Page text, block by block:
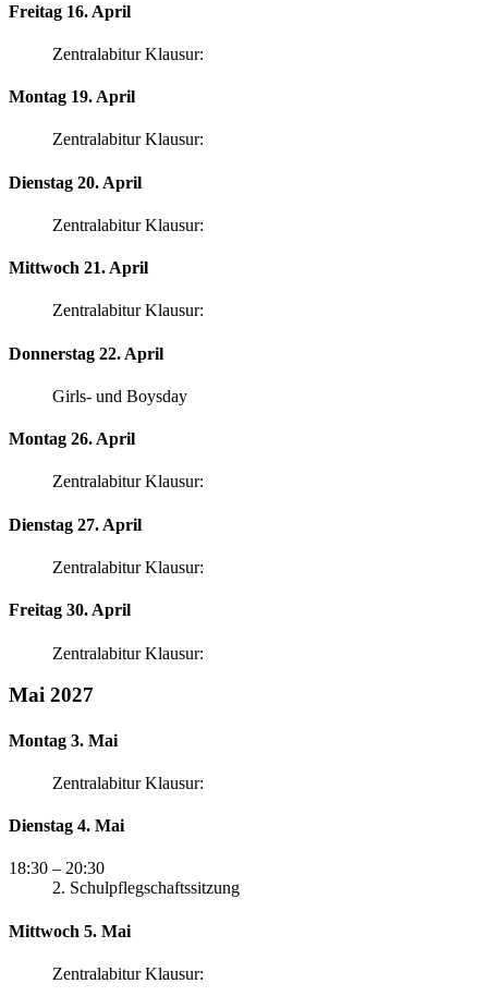
Freitag 16. April
Zentralabitur Klausur:
Montag 19. April
Zentralabitur Klausur:
Dienstag 20. April
Zentralabitur Klausur:
Mittwoch 21. April
Zentralabitur Klausur:
Donnerstag 22. April
Girls- und Boysday
Montag 26. April
Zentralabitur Klausur:
Dienstag 27. April
Zentralabitur Klausur:
Freitag 30. April
Zentralabitur Klausur:
Mai 2027
Montag 3. Mai
Zentralabitur Klausur:
Dienstag 4. Mai
18:30 – 20:30
2. Schulpflegschaftssitzung
Mittwoch 5. Mai
Zentralabitur Klausur: